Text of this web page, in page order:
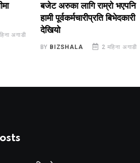
बजेट अरुका लागि राम्रो भएपनि
हामी पूर्वकर्मचारीप्रति बिभेदकारी
देखियो
BIZSHALA 2 महिना अगाडी